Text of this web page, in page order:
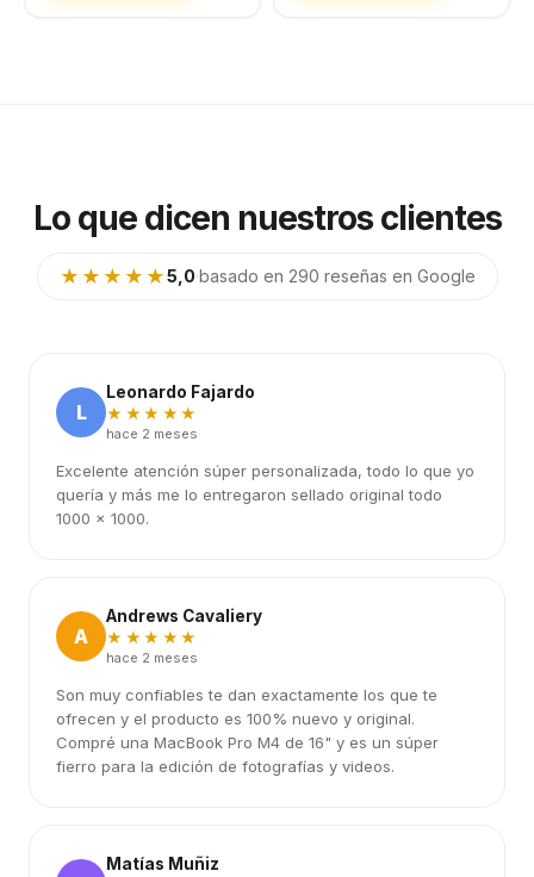
Lo que dicen nuestros clientes
★★★★★5,0·basado en 290 reseñas en Google
L
Leonardo Fajardo
★★★★★
hace 2 meses
Excelente atención súper personalizada, todo lo que yo
quería y más me lo entregaron sellado original todo
1000 x 1000.
A
Andrews Cavaliery
★★★★★
hace 2 meses
Son muy confiables te dan exactamente los que te
ofrecen y el producto es 100% nuevo y original.
Compré una MacBook Pro M4 de 16" y es un súper
fierro para la edición de fotografías y videos.
Matías Muñiz